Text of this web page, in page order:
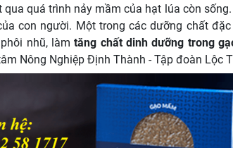
quá trình nảy mầm của hạt lúa còn
con người. Một trong các dưỡng chất
nhũ, làm tăng chất dinh dưỡng trong
Nông Nghiệp Định Thành - Tập đoàn Lộc